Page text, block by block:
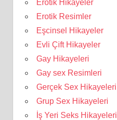
Erotik Hikayeler
Erotik Resimler
Eşcinsel Hikayeler
Evli Çift Hikayeler
Gay Hikayeleri
Gay sex Resimleri
Gerçek Sex Hikayeleri
Grup Sex Hikayeleri
İş Yeri Seks Hikayeleri